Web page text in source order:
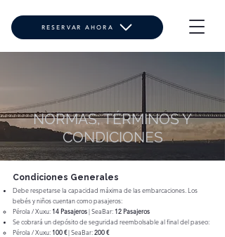
RESERVAR AHORA
NORMAS, TÉRMINOS Y
CONDICIONES
Condiciones Generales
Debe respetarse la capacidad máxima de las embarcaciones. Los
bebés y niños cuentan como pasajeros:
Pérola / Xuxu: 14 Pasajeros| SeaBar: 12 Pasajeros
Se cobrará un depósito de seguridad reembolsable al final del paseo:
Pérola / Xuxu: 100 €| SeaBar:200 €